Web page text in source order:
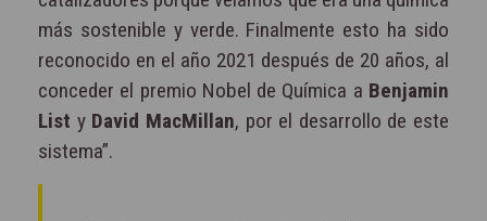
más sostenible y verde. Finalmente esto ha sido
reconocido en el año 2021 después de 20 años, al
conceder el premio Nobel de Química a Benjamin
List y David MacMillan, por el desarrollo de este
sistema”.